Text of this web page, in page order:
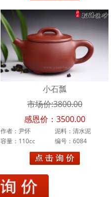
小石瓢
市场价:3800.00
感恩价：3500.00
作者：尹怀
泥料：清水泥
容量：110cc
编号：6084